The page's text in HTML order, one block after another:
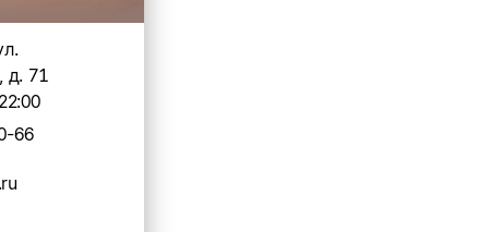
д. 71
66